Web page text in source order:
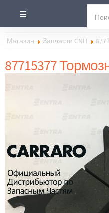
Магазин Запчасти CNH
87715377